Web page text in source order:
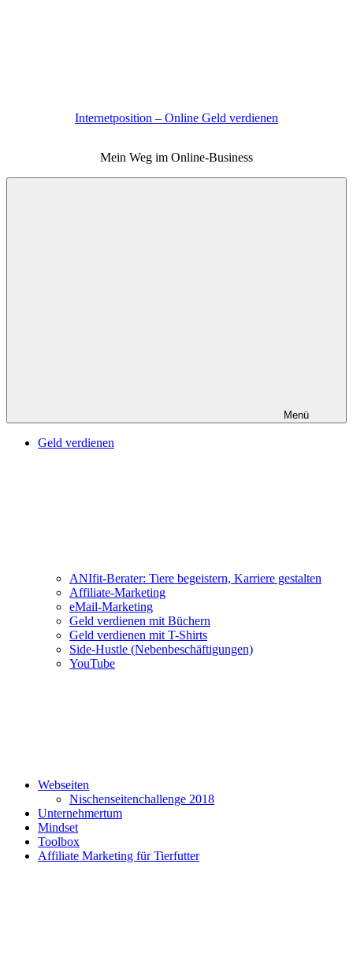
Internetposition – Online Geld verdienen
Mein Weg im Online-Business
Menü
Geld verdienen
ANIfit-Berater: Tiere begeistern, Karriere gestalten
Affiliate-Marketing
eMail-Marketing
Geld verdienen mit Büchern
Geld verdienen mit T-Shirts
Side-Hustle (Nebenbeschäftigungen)
YouTube
Webseiten
Nischenseitenchallenge 2018
Unternehmertum
Mindset
Toolbox
Affiliate Marketing für Tierfutter